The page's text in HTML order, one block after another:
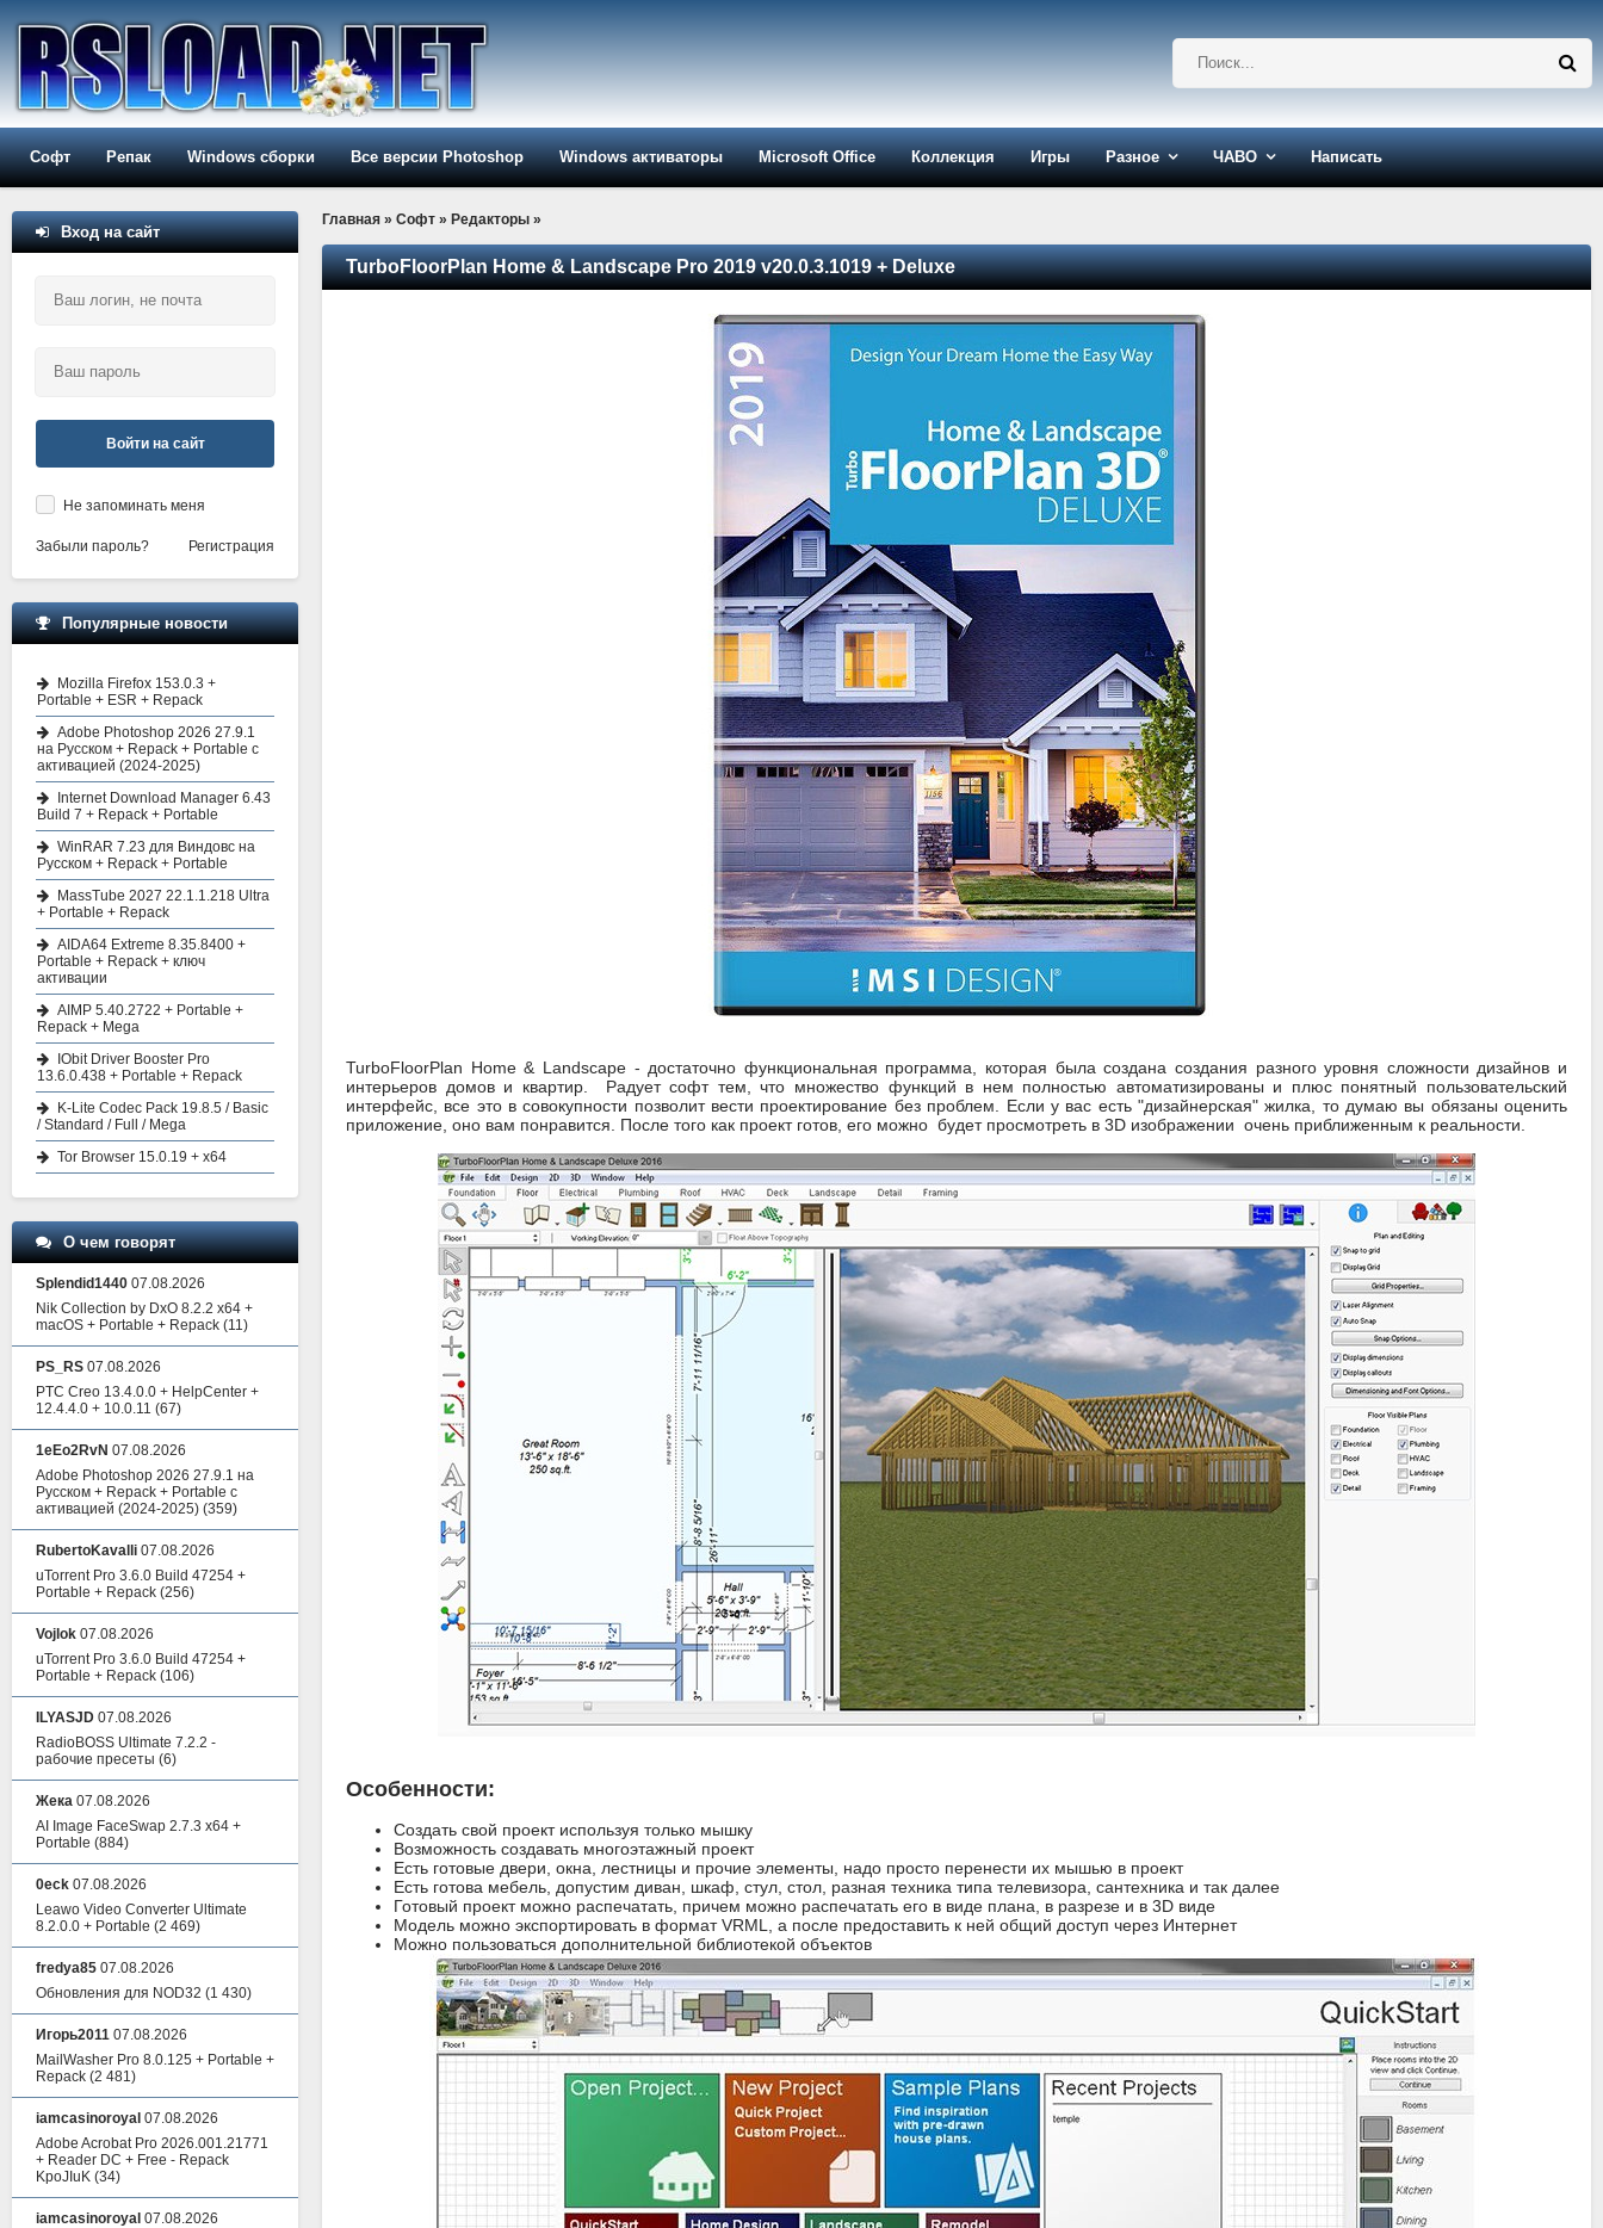
Софт Репак Windows сборки Все версии Photoshop Windows активаторы Microsoft Office Коллекция Игры Разное ЧАВО Написать
Главная » Софт » Редакторы »
TurboFloorPlan Home & Landscape Pro 2019 v20.0.3.1019 + Deluxe
TurboFloorPlan Home & Landscape - достаточно функциональная программа, которая была создана создания разного уровня сложности дизайнов и
интерьеров домов и квартир. Радует софт тем, что множество функций в нем полностью автоматизированы и плюс понятный пользовательский
интерфейс, все это в совокупности позволит вести проектирование без проблем. Если у вас есть "дизайнерская" жилка, то думаю вы обязаны оценить
приложение, оно вам понравится. После того как проект готов, его можно будет просмотреть в 3D изображении очень приближенным к реальности.
Особенности:
Создать свой проект используя только мышку
Возможность создавать многоэтажный проект
Есть готовые двери, окна, лестницы и прочие элементы, надо просто перенести их мышью в проект
Есть готова мебель, допустим диван, шкаф, стул, стол, разная техника типа телевизора, сантехника и так далее
Готовый проект можно распечатать, причем можно распечатать его в виде плана, в разрезе и в 3D виде
Модель можно экспортировать в формат VRML, а после предоставить к ней общий доступ через Интернет
Можно пользоваться дополнительной библиотекой объектов
Вход на сайт
Войти на сайт
Не запоминать меня
Забыли пароль? Регистрация
Популярные новости
Mozilla Firefox 153.0.3 +
Portable + ESR + Repack
Adobe Photoshop 2026 27.9.1
на Русском + Repack + Portable с
активацией (2024-2025)
Internet Download Manager 6.43
Build 7 + Repack + Portable
WinRAR 7.23 для Виндовс на
Русском + Repack + Portable
MassTube 2027 22.1.1.218 Ultra
+ Portable + Repack
AIDA64 Extreme 8.35.8400 +
Portable + Repack + ключ
активации
AIMP 5.40.2722 + Portable +
Repack + Mega
IObit Driver Booster Pro
13.6.0.438 + Portable + Repack
K-Lite Codec Pack 19.8.5 / Basic
/ Standard / Full / Mega
Tor Browser 15.0.19 + x64
О чем говорят
Splendid1440 07.08.2026
Nik Collection by DxO 8.2.2 x64 +
macOS + Portable + Repack (11)
PS_RS 07.08.2026
PTC Creo 13.4.0.0 + HelpCenter +
12.4.4.0 + 10.0.11 (67)
1eEo2RvN 07.08.2026
Adobe Photoshop 2026 27.9.1 на
Русском + Repack + Portable с
активацией (2024-2025) (359)
RubertoKavalli 07.08.2026
uTorrent Pro 3.6.0 Build 47254 +
Portable + Repack (256)
Vojlok 07.08.2026
uTorrent Pro 3.6.0 Build 47254 +
Portable + Repack (106)
ILYASJD 07.08.2026
RadioBOSS Ultimate 7.2.2 -
рабочие пресеты (6)
Жека 07.08.2026
AI Image FaceSwap 2.7.3 x64 +
Portable (884)
0eck 07.08.2026
Leawo Video Converter Ultimate
8.2.0.0 + Portable (2 469)
fredya85 07.08.2026
Обновления для NOD32 (1 430)
Игорь2011 07.08.2026
MailWasher Pro 8.0.125 + Portable +
Repack (2 481)
iamcasinoroyal 07.08.2026
Adobe Acrobat Pro 2026.001.21771
+ Reader DC + Free - Repack
KpoJIuK (34)
iamcasinoroyal 07.08.2026